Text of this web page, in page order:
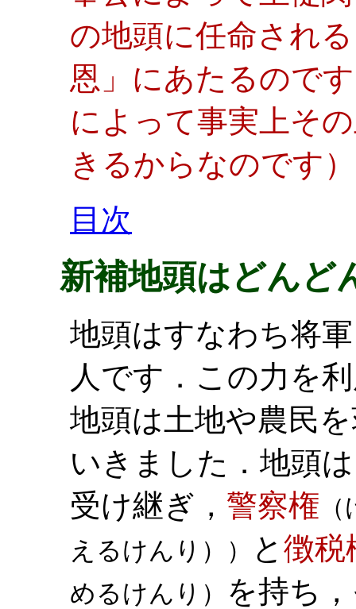
の地頭に任命され
恩」にあたるので
によって事実上そ
きるからなのです）
目次
新補地頭はどんど
地頭はすなわち将
人です．この力を
地頭は土地や農民
いきました．地頭
受け継ぎ， 警察権
えるけんり））
と 徴税
めるけんり） を持ち